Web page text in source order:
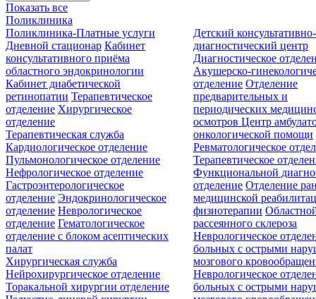
Показать все
Поликлиника
Поликлиника-Платные услуги
Дневной стационар Кабинет
консультативного приёма
областного эндокринологии
Кабинет диабетической
ретинопатии Терапевтическое
отделение Хирургическое
отделение
Детский консультативно-
диагностический центр
Диагностическое
Акушерско-
отделение Отделение
предварительных и
периодических
осмотровЦентр
онкологической помощи
Терапевтическая служба
Кардиологическое отделение
Пульмонологическое отделение
Нефрологическое отделение
Гастроэнтерологическое
отделение Эндокринологическое
отделение Неврологическое
отделение Гематологическое
отделение c блоком асептических
палат
Ревматологическое
Терапевтическое
Функциональной
отделение Отделение
медицинской
физиотерапии
рассеянного склероза
Неврологическое
больных с острыми
мозгового
Неврологическое
больных с острыми
Хирургическая служба
Нейрохирургическое отделение
Торакальной хирургии отделение